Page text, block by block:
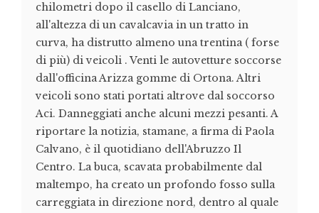
chilometri dopo il casello di Lanciano,
all'altezza di un cavalcavia in un tratto in
curva, ha distrutto almeno una trentina ( forse
di più) di veicoli . Venti le autovetture soccorse
dall'officina Arizza gomme di Ortona. Altri
veicoli sono stati portati altrove dal soccorso
Aci. Danneggiati anche alcuni mezzi pesanti. A
riportare la notizia, stamane, a firma di Paola
Calvano, è il quotidiano dell'Abruzzo Il
Centro. La buca, scavata probabilmente dal
maltempo, ha creato un profondo fosso sulla
carreggiata in direzione nord, dentro al quale